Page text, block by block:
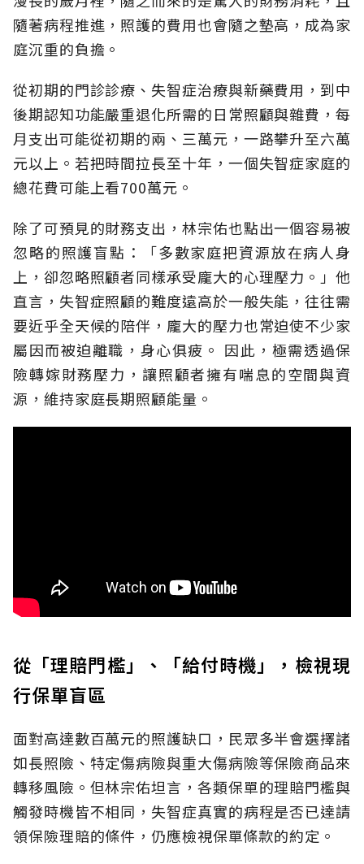
隨著病程推進，照護的費用也會隨之墊高，成為家
庭沉重的負擔。
從初期的門診診療、失智症治療與新藥費用，到中
後期認知功能嚴重退化所需的日常照顧與雜費，每
月支出可能從初期的兩、三萬元，一路攀升至六萬
元以上。若把時間拉長至十年，一個失智症家庭的
總花費可能上看700萬元。
除了可預見的財務支出，林宗佑也點出一個容易被
忽略的照護盲點：「多數家庭把資源放在病人身
上，卻忽略照顧者同樣承受龐大的心理壓力。」他
直言，失智症照顧的難度遠高於一般失能，往往需
要近乎全天候的陪伴，龐大的壓力也常迫使不少家
屬因而被迫離職，身心俱疲。 因此，極需透過保
險轉嫁財務壓力，讓照顧者擁有喘息的空間與資
源，維持家庭長期照顧能量。
從「理賠門檻」、「給付時機」，檢視現
行保單盲區
面對高達數百萬元的照護缺口，民眾多半會選擇諸
如長照險、特定傷病險與重大傷病險等保險商品來
轉移風險。但林宗佑坦言，各類保單的理賠門檻與
觸發時機皆不相同，失智症真實的病程是否已達請
領保險理賠的條件，仍應檢視保單條款的約定。